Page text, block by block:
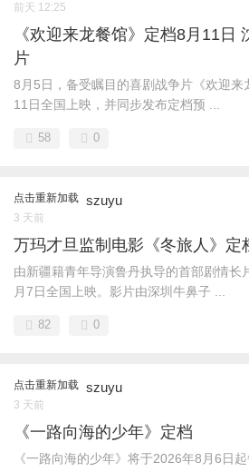
前天 12:25
《欢迎来龙餐馆》定档8月11日
片
8月5日，备受瞩目的喜剧战争片《欢迎来
11日全国上映，并同步发布定档预 ...
58 0
点击重新加载 szuyu
3 天前
万玛才旦监制电影《冬旅人》定
由新疆籍青年导演鲁丹执导的首部剧情长
月7日全国上映。影片由深圳牛鼻子 ...
82 0
点击重新加载 szuyu
3 天前
《一路向海的少年》定档
《一路向海的少年》将于2026年8月6日